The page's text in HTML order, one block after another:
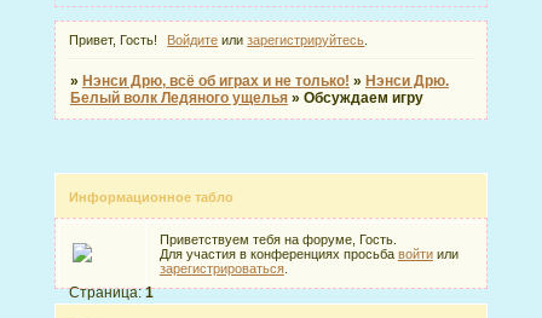
Привет, Гость! Войдите илизарегистрируйтесь
» Нэнси Дрю, всё об играх и не только! » Нэнси Дрю.
Белый волк Ледяного ущелья » Обсуждаем игру
Информационное табло
Приветствуем тебя на форуме, Гость.
Для участия в конференциях просьба войтиили
зарегистрироваться.
Страница:1